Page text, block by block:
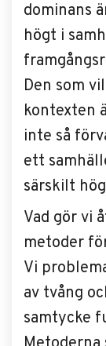
dominans
högt i
Den som
kontexten
inte så
ett
särskilt
Vad gör vi
metoder
Vi
av tvång
samtycke